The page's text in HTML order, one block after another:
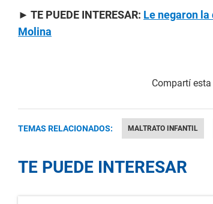
► TE PUEDE INTERESAR: Le negaron
Molina
TEMAS RELACIONADOS: MALTRATO INFANTIL
TE PUEDE INTERESAR